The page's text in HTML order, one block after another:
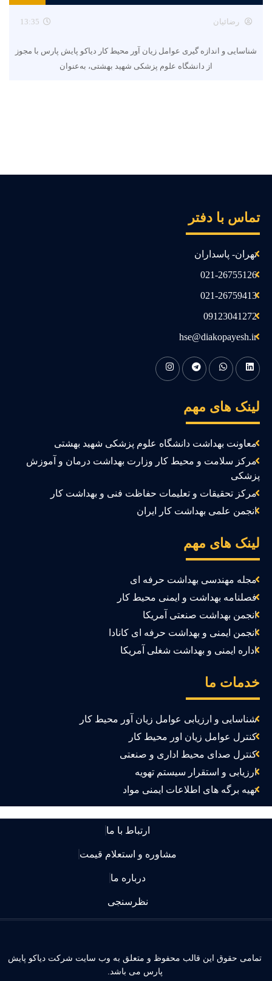
رضائیان 13:35
شناسایی و اندازه گیری عوامل زیان آور محیط کار دیاکو پایش پارس با مجوز
از دانشگاه علوم پزشکی شهید بهشتی، به‌عنوان
با دفتر
تهران- پاسداران
021-26755126
021-26759413
09123041272
hse@diakopayesh.ir
های مهم
معاونت بهداشت دانشگاه علوم پزشکی شهید بهشتی
مرکز سلامت و محیط کار وزارت بهداشت درمان و آموزش
مرکز تحقیقات و تعلیمات حفاظت فنی و بهداشت کار
انجمن علمی بهداشت کار ایران
های مهم
مجله مهندسی بهداشت حرفه ای
فصلنامه بهداشت و ایمنی محیط کار
انجمن بهداشت صنعتی آمریکا
انجمن ایمنی و بهداشت حرفه ای کانادا
اداره ایمنی و بهداشت شغلی آمریکا
ما
شناسایی و ارزیابی عوامل زیان آور محیط کار
کنترل عوامل زیان اور محیط کار
کنترل صدای محیط اداری و صنعتی
ارزیابی و استقرار سیستم تهویه
تهیه برگه های اطلاعات ایمنی مواد
ارتباط با ما
مشاوره و استعلام قیمت
درباره ما
نظرسنجی
حقوق این قالب محفوظ و متعلق به وب سایت شرکت دیاکو پایش
پارس می باشد.